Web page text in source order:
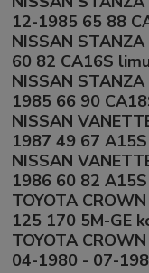
12-1985 65 88
NISSAN
60 82 CA16S
NISSAN
1985 66 90
NISSAN
1987 49 67
NISSAN
1986 60 82
TOYOTA
125 170 5M-GE
TOYOTA
04-1980 - 07-